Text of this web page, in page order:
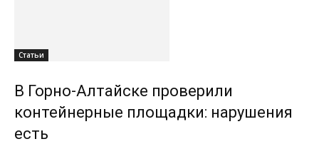
Статьи
В Горно-Алтайске проверили
контейнерные площадки: нарушения
есть